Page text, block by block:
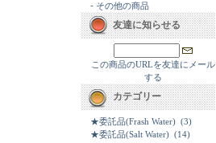
- その他の商品
友達に知らせる
この商品のURLを友達にメール
する
カテゴリー
★委託品(Frash Water) (3)
★委託品(Salt Water) (14)